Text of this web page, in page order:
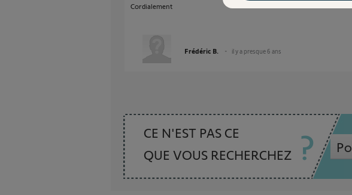
Cordialement
Frédéric B. il y a presque 6 ans
CE N'EST PAS CE
QUE VOUS RECHERCHEZ